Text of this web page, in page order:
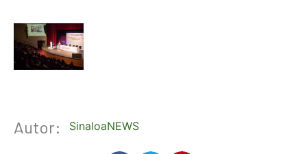
Autor: SinaloaNEWS